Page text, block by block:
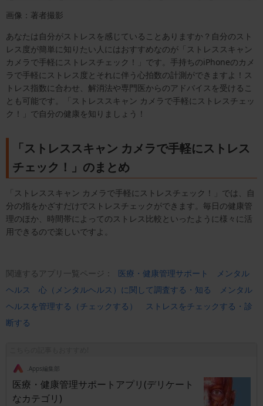
画像：著者撮影
あなたは自分がストレスを感じていることありますか？自分のスト
レス度が簡単に知りたい人にはおすすめなのが「ストレススキャン
カメラで手軽にストレスチェック！」です。手持ちのiPhoneのカメ
ラで手軽にストレス度とそれに伴う心拍数の計測ができますよ！ス
トレス指数に合わせ、解消法や専門医からのアドバイスを受けるこ
とも可能です。「ストレススキャン カメラで手軽にストレスチェッ
ク！」で自分の健康を知りましょう！
「ストレススキャン カメラで手軽にストレス
チェック！」のまとめ
「ストレススキャン カメラで手軽にストレスチェック！」では、自
分の指をかざすだけでストレスチェックができます。毎日の健康管
理のほか、時間帯によってのストレス比較といったように様々に活
用できるので楽しいですよ。
関連するアプリ一覧ページ： 医療・健康管理サポート
メンタル
ヘルス
心（メンタルヘルス）に関して調査する・知る
メンタル
ヘルスを管理する（チェックする）
ストレスをチェックする・診
断する
.Apps編集部
医療・健康管理サポートアプリ(デリケート
なカテゴリ)